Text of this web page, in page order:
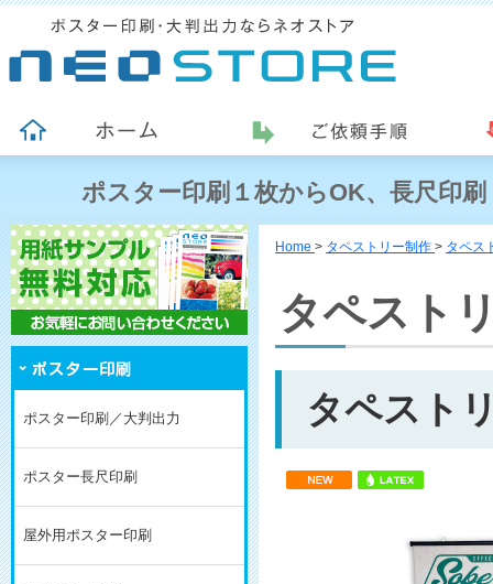
ポスター印刷１枚からOK、長尺印
ポスター印刷／大判出力
ポスター長尺印刷
屋外用ポスター印刷
Home > タペストリー制作 > タペス
タペスト
タペスト